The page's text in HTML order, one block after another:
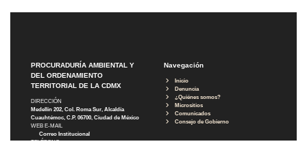
PROCURADURÍA AMBIENTAL Y
DEL ORDENAMIENTO
TERRITORIAL DE LA CDMX
DIRECCIÓN
Medellín 202, Col. Roma Sur, Alcaldía
Cuauhtémoc, C.P. 06700, Ciudad de México
WEB E-MAIL
Correo Institucional
TELÉFONO
Navegación
Inicio
Denuncia
¿Quiénes somos?
Micrositios
Comunicados
Consejo de Gobierno